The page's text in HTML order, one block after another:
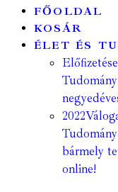
FŐOLDAL
KOSÁR
ÉLET ÉS
2022
bármely
online!